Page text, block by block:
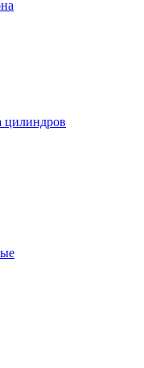
цилиндров